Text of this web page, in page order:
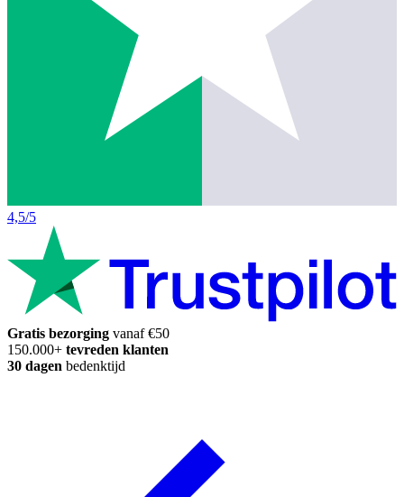
4,5/5
Gratis bezorging vanaf €50
150.000+ tevreden klanten
30 dagen bedenktijd